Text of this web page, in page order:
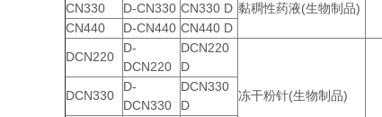
黏稠性药液(生物制品)
CN330 D-CN330 CN330 D
CN440
D-CN440 CN440 D
DCN220
D-
DCN220
DCN220
D
冻干粉针(生物制品)
DCN330
D-
DCN330
DCN330
D